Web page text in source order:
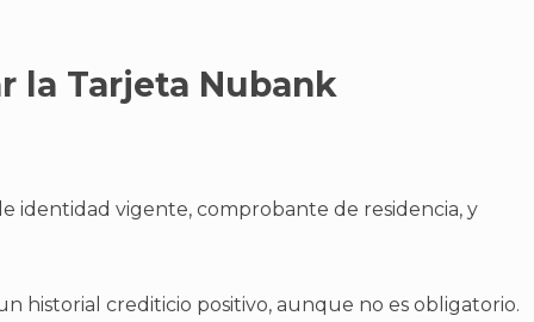
la Tarjeta Nubank
identidad vigente, comprobante de residencia, y
historial crediticio positivo, aunque no es obligatorio.